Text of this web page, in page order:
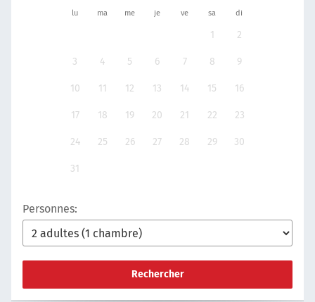
lu ma me je ve sa di
1 2
3 4 5 6 7 8 9
10 11 12 13 14 15 16
17 18 19 20 21 22 23
24 25 26 27 28 29 30
31
Personnes:
Rechercher